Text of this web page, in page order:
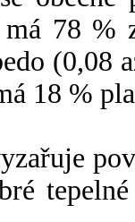
78 %
(0,08
18 %